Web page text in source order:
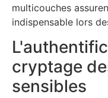
multicouches
indispensable lors
cryptage
sensibles